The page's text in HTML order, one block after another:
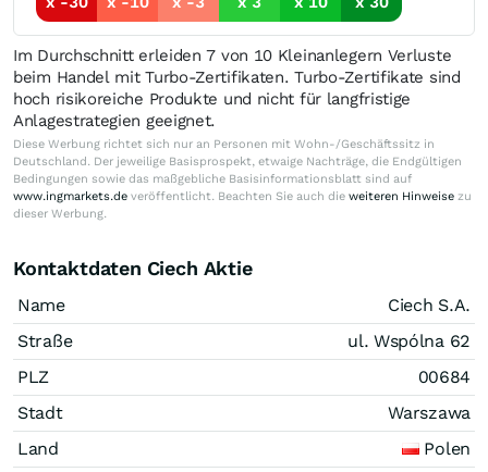
Im Durchschnitt erleiden 7 von 10 Kleinanlegern Verluste
beim Handel mit Turbo-Zertifikaten. Turbo-Zertifikate sind
hoch risikoreiche Produkte und nicht für langfristige
Anlagestrategien geeignet.
Diese Werbung richtet sich nur an Personen mit Wohn-/Geschäftssitz in
Deutschland. Der jeweilige Basisprospekt, etwaige Nachträge, die Endgültigen
Bedingungen sowie das maßgebliche Basisinformationsblatt sind auf
www.ingmarkets.de veröffentlicht. Beachten Sie auch die weiteren Hinweise zu
dieser Werbung.
Kontaktdaten Ciech Aktie
Name
Ciech S.A.
Straße
ul. Wspólna 62
PLZ
00684
Stadt
Warszawa
Land
Polen